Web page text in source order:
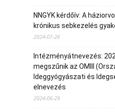
NNGYK kérdőív: A
krónikus sebkezelés
2024-07-26
Intézményátnevezés:
megszűnik az OMIII
Ideggyógyászati és
elnevezés
2024-06-29